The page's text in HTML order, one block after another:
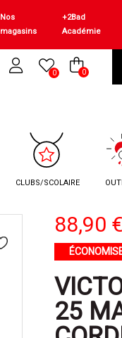
Nos
magasins
+2Bad
Académie
0 0
CLUBS/SCOLAIRE
88,90 €
25